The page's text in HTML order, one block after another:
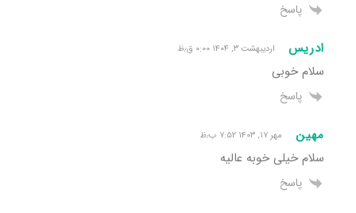
پاسخ
ادریس اردیبهشت ۳, ۱۴۰۴ ۰:۰۰ ق٫ظ
سلام خوبی
پاسخ
مهین مهر ۱۷, ۱۴۰۳ ۷:۵۲ ب٫ظ
سلام خیلی خوبه عالیه
پاسخ